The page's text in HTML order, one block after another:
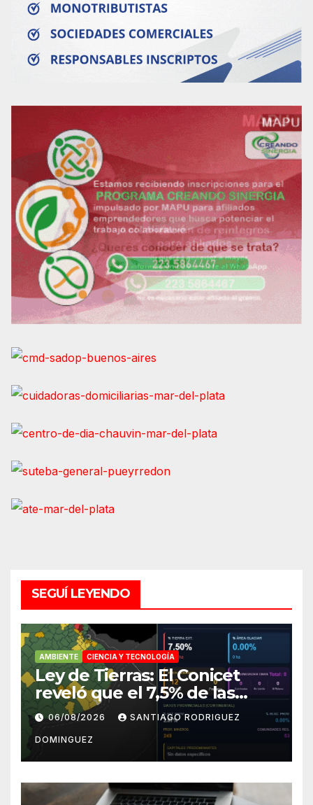
SEGUÍ LEYENDO
AMBIENTE CIENCIA Y TECNOLOGÍA
Ley de Tierras: El Conicet
reveló que el 7,5% de las
tierras rurales de Mar del
Plata pertenecen a
extranjeros
06/08/2026 SANTIAGO RODRIGUEZ
DOMINGUEZ